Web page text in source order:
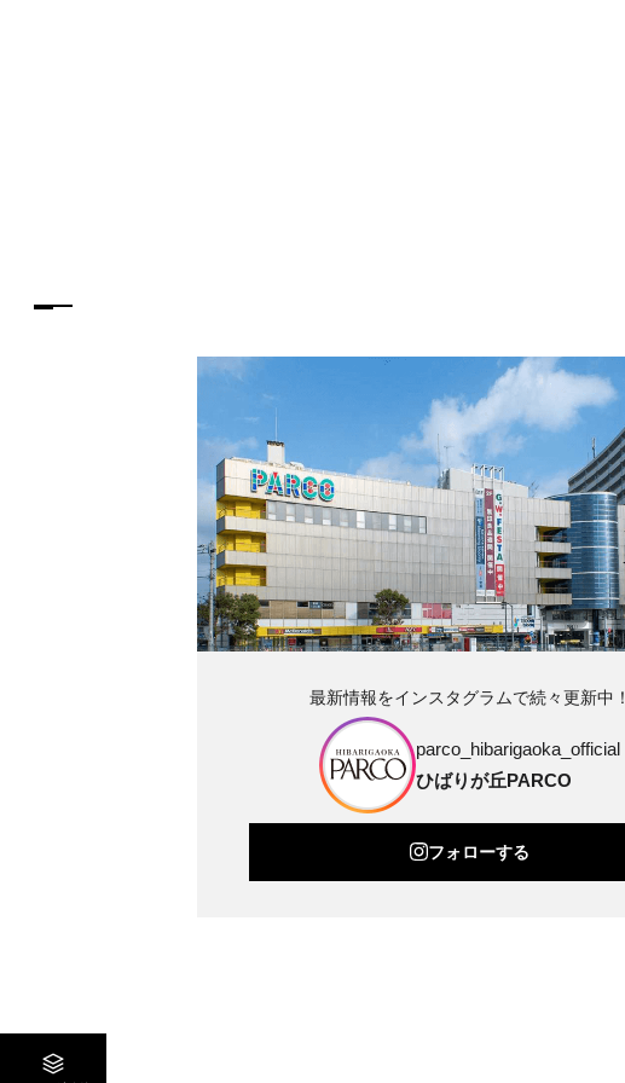
最新情報をインスタグラムで続々更新中！
parco_hibarigaoka_official
ひばりが丘PARCO
フォローする